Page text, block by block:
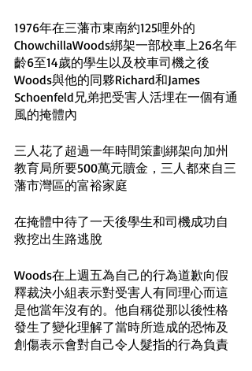
1976年在三藩市東南約125哩外的
ChowchillaWoods綁架一部校車上26名年
齡6至14歲的學生以及校車司機之後
Woods與他的同夥Richard和James
Schoenfeld兄弟把受害人活埋在一個有通
風的掩體內
三人花了超過一年時間策劃綁架向加州
教育局所要500萬元贖金，三人都來自三
藩市灣區的富裕家庭
在掩體中待了一天後學生和司機成功自
救挖出生路逃脫
Woods在上週五為自己的行為道歉向假
釋裁決小組表示對受害人有同理心而這
是他當年沒有的。他自稱從那以後性格
發生了變化理解了當時所造成的恐怖及
創傷表示會對自己令人髮指的行為負責